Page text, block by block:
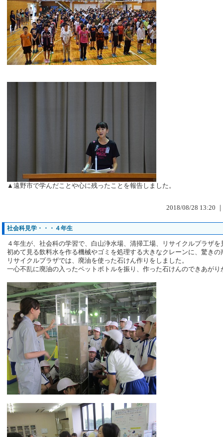
▲遠野市で学んだことや心に残ったことを報告しました。
2018/08/28 13:20
社会科見学・・・４年生
４年生が、社会科の学習で、白山浄水場、清掃工場、リサイクルプラザを
初めて見る飲料水を作る機械やゴミを処理する大きなクレーンに、驚き
リサイクルプラザでは、廃油を使った石けん作りをしました。
一心不乱に廃油の入ったペットボトルを振り、作った石けんのできあがり